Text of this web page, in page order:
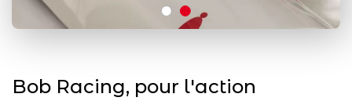
Bob Racing, pour l'action